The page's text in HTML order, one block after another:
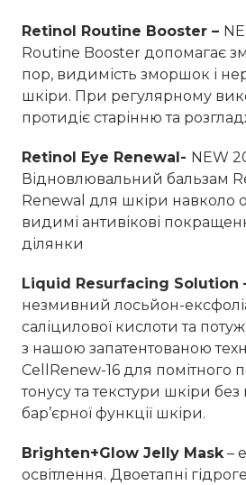
Retinol Routine Booster –
Routine Booster допомагає
пор, видимість зморшок і
шкіри. При регулярному
протидіє старінню та
Retinol Eye Renewal- NEW
Відновлювальний бальзам
Renewal для шкіри навколо
видимі антивікові
ділянки
Liquid Resurfacing Solution
незмивний лосьйон-
саліцилової кислоти та
з нашою запатентованою
CellRenew-16 для помітного
тонусу та текстури шкіри
бар’єрної функції шкіри.
Brighten+Glow Jelly Mask–
освітлення. Двоетапні